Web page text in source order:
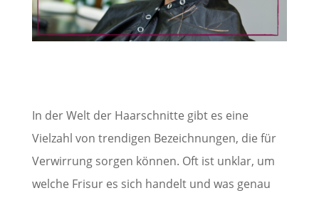
In der Welt der Haarschnitte gibt es eine
Vielzahl von trendigen Bezeichnungen, die für
Verwirrung sorgen können. Oft ist unklar, um
welche Frisur es sich handelt und was genau